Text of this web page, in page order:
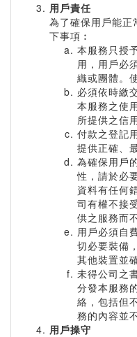
用戶責任
為了確保用戶能正
下事項︰
本服務只授
用，用戶必
織或團體。
必須依時繳
本服務之使
所提供之信
付款之登記
提供正確、
為確保用戶
性，請於必
資料有任何
司有權不接
供之服務而
用戶必須自
切必要裝備
其他裝置並
未得公司之
分發本服務
絡，包括但
務的內容並
用戶操守